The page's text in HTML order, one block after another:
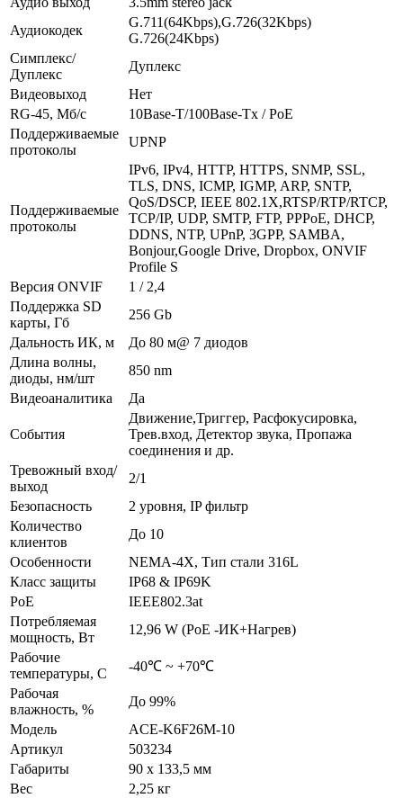
Аудиокодек
G.711(64Kbps),G.726(32Kbps)
G.726(24Kbps)
Симплекс/
Дуплекс
Дуплекс
Видеовыход
Нет
RG-45, Мб/с
10Base-T/100Base-Tx / PoE
Поддерживаемые
протоколы
UPNP
Поддерживаемые
протоколы
IPv6, IPv4, HTTP, HTTPS, SNMP, SSL,
TLS, DNS, ICMP, IGMP, ARP, SNTP,
QoS/DSCP, IEEE 802.1X,RTSP/RTP/RTCP,
TCP/IP, UDP, SMTP, FTP, PPPoE, DHCP,
DDNS, NTP, UPnP, 3GPP, SAMBA,
Bonjour,Google Drive, Dropbox, ONVIF
Profile S
Версия ONVIF
1 / 2,4
Поддержка SD
карты, Гб
256 Gb
Дальность ИК, м
До 80 м@ 7 диодов
Длина волны,
диоды, нм/шт
850 nm
Видеоаналитика
Да
События
Движение,Триггер, Расфокусировка,
Трев.вход, Детектор звука, Пропажа
соединения и др.
Тревожный вход/
выход
2/1
Безопасность
2 уровня, IP фильтр
Количество
клиентов
До 10
Особенности
NEMA-4X, Тип стали 316L
Класс защиты
IP68 & IP69K
PoE
IEEE802.3at
Потребляемая
мощность, Вт
12,96 W (PoE -ИК+Нагрев)
Рабочие
температуры, С
-40℃ ~ +70℃
Рабочая
влажность, %
До 99%
Модель
ACE-K6F26M-10
Артикул
503234
Габариты
90 x 133,5 мм
Вес
2,25 кг